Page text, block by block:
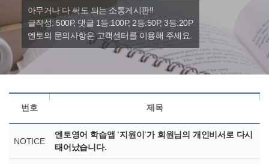
바로가기
영자신
수업
아무거나 다 써도 되는 소통게시판!!
글작성: 500P, 댓글 1등:100P, 2등:50P, 3등:20P
엔토의 문의사항은 고객센터를 이용해 주세요.
번호 제목
NOTICE
엔토영어 학습앱 '지원이'가 회원님의 개인비서로 다시
태어났습니다.